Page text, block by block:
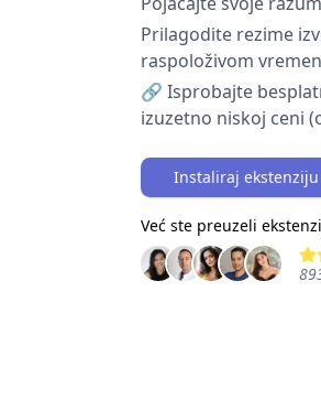
Prilagodite rezime
raspoloživom
🔗 Isprobajte
izuzetno niskoj ceni
Instaliraj ekstenziju
Već ste preuzeli